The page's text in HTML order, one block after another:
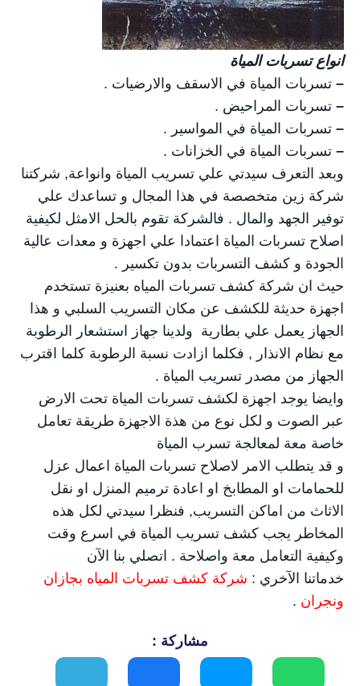
انواع تسربات المياة
– تسربات المياة في الاسقف والارضيات .
– تسربات المراحيض .
– تسربات المياة في المواسير .
– تسربات المياة في الخزانات .
وبعد التعرف سيدتي علي تسريب المياة وانواعة, شركتنا
شركة زين متخصصة في هذا المجال و تساعدك علي
توفير الجهد والمال . فالشركة تقوم بالحل الامثل لكيفية
اصلاح تسربات المياة اعتمادا علي اجهزة و معدات عالية
الجودة و كشف التسربات بدون تكسير .
حيث ان شركة كشف تسربات المياه بعنيزة تستخدم
اجهزة حديثة للكشف عن مكان التسريب السلبي و هذا
الجهاز يعمل علي بطارية ولدينا جهاز استشعار الرطوبة
مع نظام الانذار , فكلما ازادت نسبة الرطوبة كلما اقترب
الجهاز من مصدر تسريب المياة .
وايضا يوجد اجهزة لكشف تسربات المياة تحت الارض
عبر الصوت و لكل نوع من هذة الاجهزة طريقة تعامل
خاصة معة لمعالجة تسرب المياة
و قد يتطلب الامر لاصلاح تسربات المياة اعمال عزل
للحمامات او المطابخ او اعادة ترميم المنزل او نقل
الاثاث من اماكن التسريب, فنظرا سيدتي لكل هذه
المخاطر يجب كشف تسريب المياة في اسرع وقت
وكيفية التعامل معة واصلاحة . اتصلي بنا الآن
خدماتنا الآخري : شركة كشف تسربات المياه بجازان
ونجران .
مشاركة :